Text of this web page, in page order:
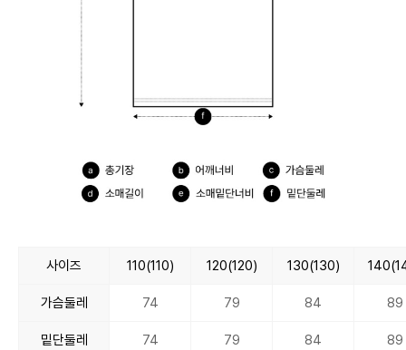
사이즈 110(110) 120(120) 130(130)
가슴둘레 74 79 84 89
밑단둘레 74 79 84 89